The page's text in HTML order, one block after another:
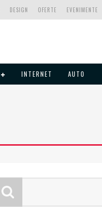
EVENIMENTE
OFERTE
DESIGN
INTERNET AUTO